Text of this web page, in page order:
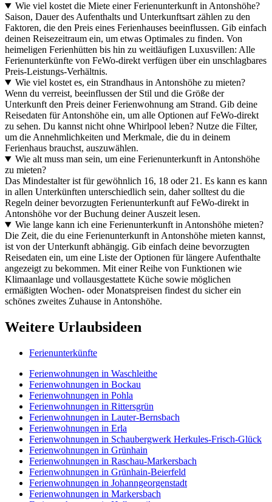
Wie viel kostet die Miete einer Ferienunterkunft in Antonshöhe?
Saison, Dauer des Aufenthalts und Unterkunftsart zählen zu den
Faktoren, die den Preis eines Ferienhauses beeinflussen. Gib einfach
deinen Reisezeitraum ein, um etwas Optimales zu finden. Von
heimeligen Ferienhütten bis hin zu weitläufigen Luxusvillen: Alle
Ferienunterkünfte von FeWo-direkt verfügen über ein unschlagbares
Preis-Leistungs-Verhältnis.
Wie viel kostet es, ein Strandhaus in Antonshöhe zu mieten?
Wenn du verreist, beeinflussen der Stil und die Größe der
Unterkunft den Preis deiner Ferienwohnung am Strand. Gib deine
Reisedaten für Antonshöhe ein, um alle Optionen auf FeWo-direkt
zu sehen. Du kannst nicht ohne Whirlpool leben? Nutze die Filter,
um die Annehmlichkeiten und Merkmale, die du in deinem
Ferienhaus brauchst, auszuwählen.
Wie alt muss man sein, um eine Ferienunterkunft in Antonshöhe
zu mieten?
Das Mindestalter ist für gewöhnlich 16, 18 oder 21. Es kann es kann
in allen Unterkünften unterschiedlich sein, daher solltest du die
Regeln deiner bevorzugten Ferienunterkunft auf FeWo-direkt in
Antonshöhe vor der Buchung deiner Auszeit lesen.
Wie lange kann ich eine Ferienunterkunft in Antonshöhe mieten?
Die Zeit, die du eine Ferienunterkunft in Antonshöhe mieten kannst,
ist von der Unterkunft abhängig. Gib einfach deine bevorzugten
Reisedaten ein, um eine Liste der Optionen für längere Aufenthalte
angezeigt zu bekommen. Mit einer Reihe von Funktionen wie
Klimaanlage und vollausgestattete Küche sowie möglichen
ermäßigten Wochen- oder Monatspreisen findest du sicher ein
schönes zweites Zuhause in Antonshöhe.
Weitere Urlaubsideen
Ferienunterkünfte
Ferienwohnungen in Waschleithe
Ferienwohnungen in Bockau
Ferienwohnungen in Pohla
Ferienwohnungen in Rittersgrün
Ferienwohnungen in Lauter-Bernsbach
Ferienwohnungen in Erla
Ferienwohnungen in Schaubergwerk Herkules-Frisch-Glück
Ferienwohnungen in Grünhain
Ferienwohnungen in Raschau-Markersbach
Ferienwohnungen in Grünhain-Beierfeld
Ferienwohnungen in Johanngeorgenstadt
Ferienwohnungen in Markersbach